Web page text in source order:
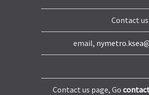
Contact us
email,
Contact us page, Go